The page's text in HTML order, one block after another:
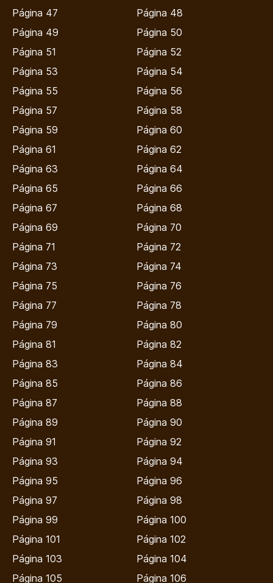
Página 47
Página 48
Página 49
Página 50
Página 51
Página 52
Página 53
Página 54
Página 55
Página 56
Página 57
Página 58
Página 59
Página 60
Página 61
Página 62
Página 63
Página 64
Página 65
Página 66
Página 67
Página 68
Página 69
Página 70
Página 71
Página 72
Página 73
Página 74
Página 75
Página 76
Página 77
Página 78
Página 79
Página 80
Página 81
Página 82
Página 83
Página 84
Página 85
Página 86
Página 87
Página 88
Página 89
Página 90
Página 91
Página 92
Página 93
Página 94
Página 95
Página 96
Página 97
Página 98
Página 99
Página 100
Página 101
Página 102
Página 103
Página 104
Página 105
Página 106